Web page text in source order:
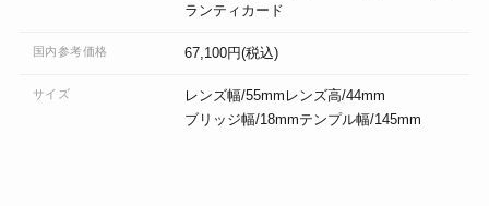
ランティカード
国内参考価格 67,100円(税込)
サイズ
レンズ幅/55mmレンズ高/44mm
ブリッジ幅/18mmテンプル幅/145mm